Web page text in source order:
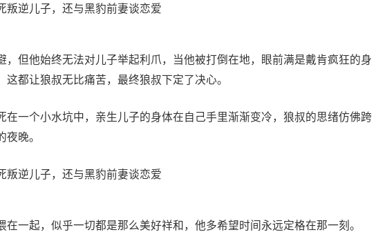
，但他始终无法对儿子举起利爪，当他被打倒在地，眼前满是戴肯疯狂的身
都让狼叔无比痛苦，最终狼叔下定了决心。
在一个小水坑中，亲生儿子的身体在自己手里渐渐变冷，狼叔的思绪仿佛跨
晚。
一起，似乎一切都是那么美好祥和，他多希望时间永远定格在那一刻。